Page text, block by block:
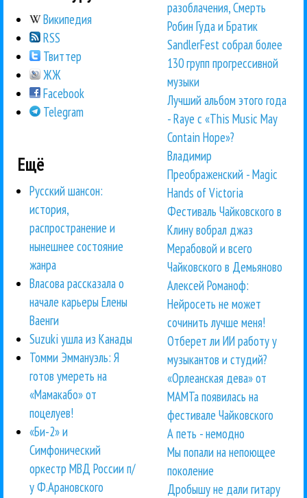
Википедия
RSS
Твиттер
ЖЖ
Facebook
Telegram
Ещё
Русский шансон:
история,
распространение и
нынешнее состояние
жанра
Власова рассказала о
начале карьеры Елены
Ваенги
Suzuki ушла из Канады
Томми Эммануэль: Я
готов умереть на
«Мамакабо» от
поцелуев!
«Би-2» и
Симфонический
оркестр МВД России п/
у Ф.Арановского
разоблачения, Смерть
Робин Гуда и Братик
SandlerFest собрал более
130 групп прогрессивной
музыки
Лучший альбом этого года
- Raye с «This Music May
Contain Hope»?
Владимир
Преображенский - Magic
Hands of Victoria
Фестиваль Чайковского в
Клину вобрал джаз
Мерабовой и всего
Чайковского в Демьяново
Алексей Романоф:
Нейросеть не может
сочинить лучше меня!
Отберет ли ИИ работу у
музыкантов и студий?
«Орлеанская дева» от
МАМТа появилась на
фестивале Чайковского
А петь - немодно
Мы попали на непоющее
поколение
Дробышу не дали гитару